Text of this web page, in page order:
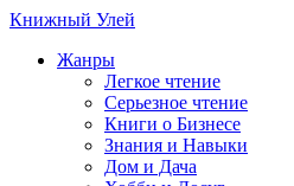
Книжный Улей
Жанры
Легкое чтение
Серьезное чтение
Книги о Бизнесе
Знания и Навыки
Дом и Дача